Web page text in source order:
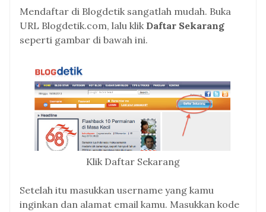
Mendaftar di Blogdetik sangatlah mudah. Buka
URL Blogdetik.com, lalu klik Daftar Sekarang
seperti gambar di bawah ini.
Klik Daftar Sekarang
Setelah itu masukkan username yang kamu
inginkan dan alamat email kamu. Masukkan kode